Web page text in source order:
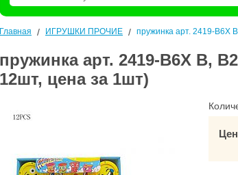
Главная / ИГРУШКИ ПРОЧИЕ / пружинка арт. 2419-B6X
пружинка арт. 2419-B6X B,
12шт, цена за 1шт)